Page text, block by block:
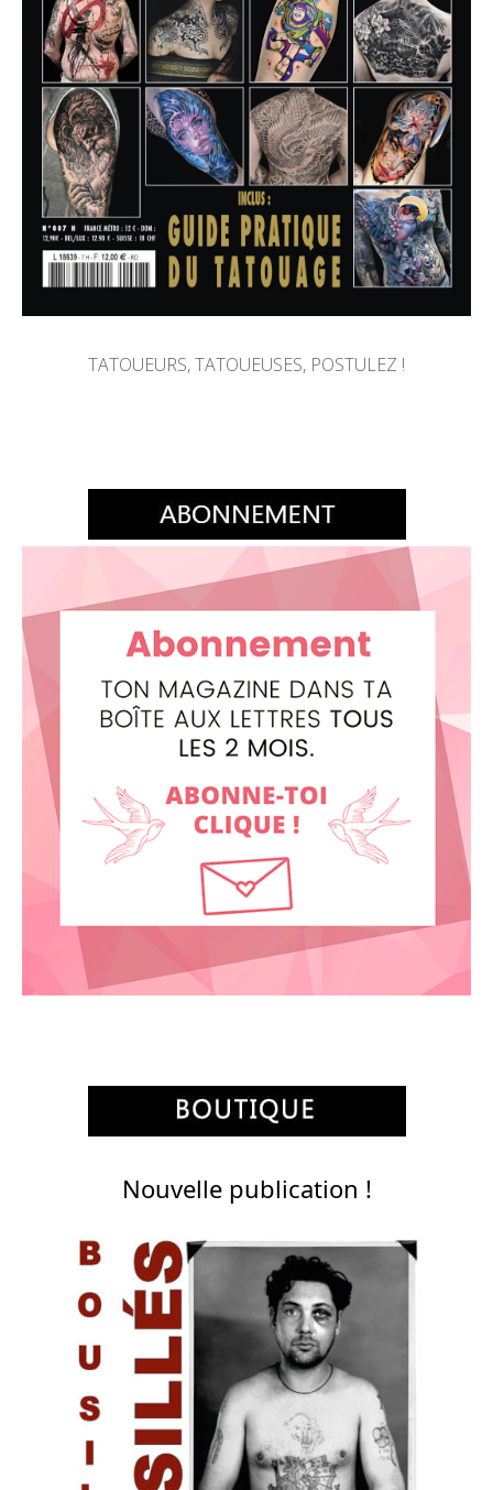
TATOUEURS, TATOUEUSES, POSTULEZ !
Nouvelle publication !